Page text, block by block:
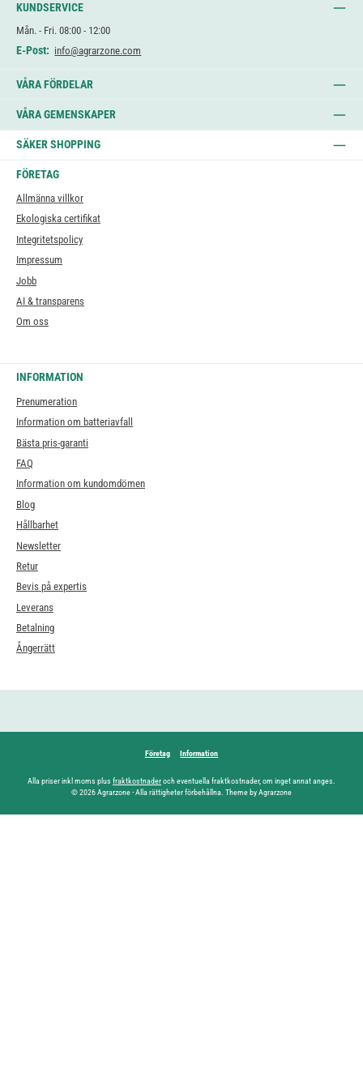
KUNDSERVICE
Mån. - Fri. 08:00 - 12:00
E-Post: info@agrarzone.com
VÅRA FÖRDELAR
VÅRA GEMENSKAPER
SÄKER SHOPPING
FÖRETAG
Allmänna villkor
Ekologiska certifikat
Integritetspolicy
Impressum
Jobb
AI & transparens
Om oss
INFORMATION
Prenumeration
Information om batteriavfall
Bästa pris-garanti
FAQ
Information om kundomdömen
Blog
Hållbarhet
Newsletter
Retur
Bevis på expertis
Leverans
Betalning
Ångerrätt
Företag Information
Alla priser inkl moms plus fraktkostnaderoch eventuella fraktkostnader, om inget annat anges.
© 2026 Agrarzone - Alla rättigheter förbehållna. Theme by Agrarzone